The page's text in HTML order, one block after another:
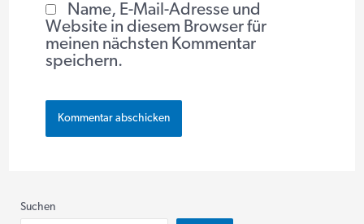
Name, E-Mail-Adresse und
Website in diesem Browser für
meinen nächsten Kommentar
speichern.
Suchen